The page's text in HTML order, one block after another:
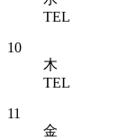
TEL
10
木
TEL
11
金